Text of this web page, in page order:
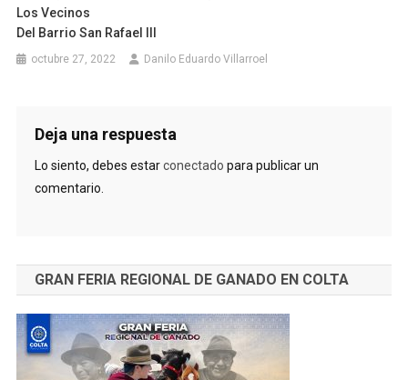
Los Vecinos
Del Barrio San Rafael III
octubre 27, 2022 Danilo Eduardo Villarroel
Deja una respuesta
Lo siento, debes estarconectado para publicar un
comentario.
GRAN FERIA REGIONAL DE GANADO EN COLTA